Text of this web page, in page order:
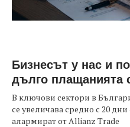
Бизнесът у нас и
дълго плащанията
В ключови сектори в
се увеличава средно с 20
алармират от Allianz Trade